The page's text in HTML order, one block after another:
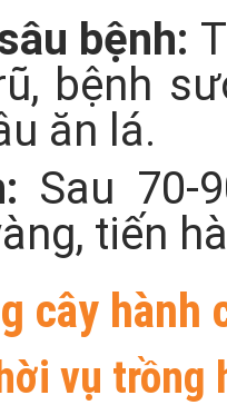
bệnh:
bệnh
ăn lá.
Sau 70-
tiến
cây hành
vụ trồng